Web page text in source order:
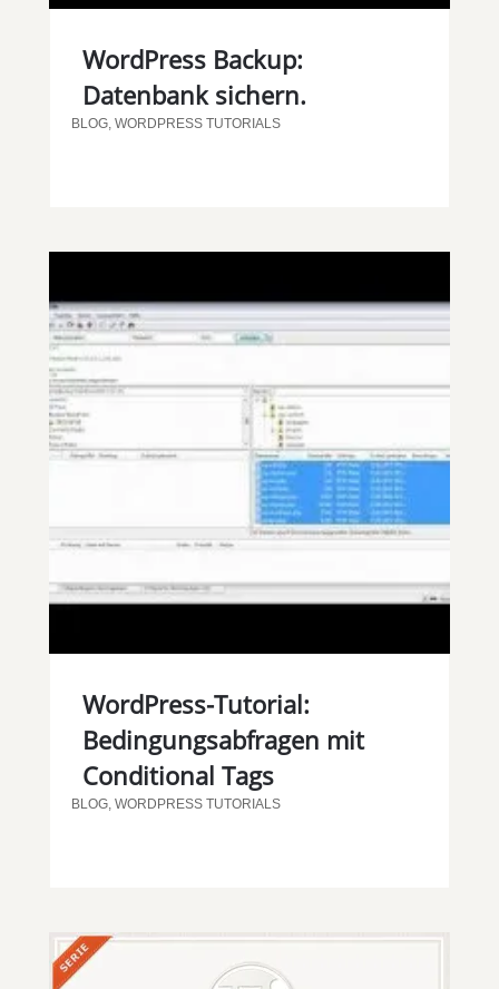
WordPress Backup:
Datenbank sichern.
BLOG, WORDPRESS TUTORIALS
WordPress-Tutorial:
Bedingungsabfragen mit
Conditional Tags
BLOG, WORDPRESS TUTORIALS